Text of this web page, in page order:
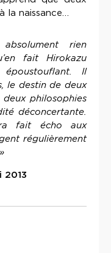
la naissance…
rien
fait Hirokazu
Il
le destin de deux
deux philosophies
déconcertante.
fait écho aux
régulièrement
2013